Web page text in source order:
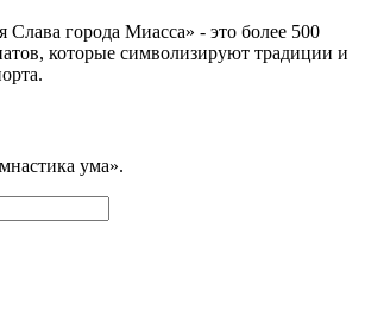
города Миасса» - это более 500
которые символизируют традиции и
ума».